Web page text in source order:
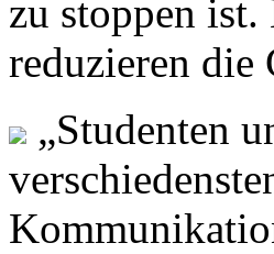
zu stoppen
reduzieren die
„Studenten